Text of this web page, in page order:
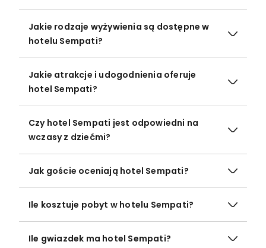
Jakie rodzaje wyżywienia są dostępne w
hotelu Sempati?
Jakie atrakcje i udogodnienia oferuje
hotel Sempati?
Czy hotel Sempati jest odpowiedni na
wczasy z dziećmi?
Jak goście oceniają hotel Sempati?
Ile kosztuje pobyt w hotelu Sempati?
Ile gwiazdek ma hotel Sempati?